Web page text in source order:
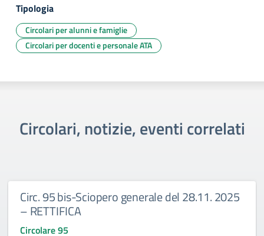
Tipologia
Circolari per alunni e famiglie
Circolari per docenti e personale ATA
Circolari, notizie, eventi correlati
Circ. 95 bis-Sciopero generale del 28.11. 2025
– RETTIFICA
Circolare 95